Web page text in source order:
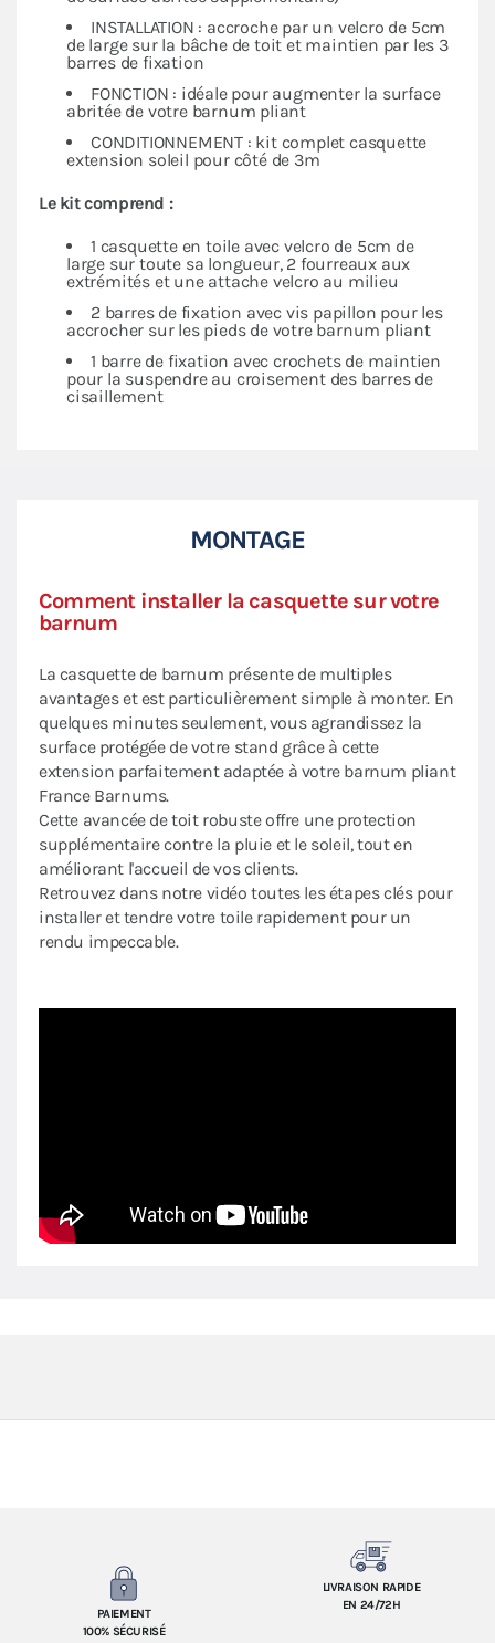
INSTALLATION : accroche par un velcro de 5cm
de large sur la bâche de toit et maintien par les 3
barres de fixation
FONCTION : idéale pour augmenter la surface
abritée de votre barnum pliant
CONDITIONNEMENT : kit complet casquette
extension soleil pour côté de 3m
Le kit comprend :
1 casquette en toile avec velcro de 5cm de
large sur toute sa longueur, 2 fourreaux aux
extrémités et une attache velcro au milieu
2 barres de fixation avec vis papillon pour les
accrocher sur les pieds de votre barnum pliant
1 barre de fixation avec crochets de maintien
pour la suspendre au croisement des barres de
cisaillement
MONTAGE
Comment installer la casquette sur votre
barnum
La casquette de barnum présente de multiples
avantages et est particulièrement simple à monter. En
quelques minutes seulement, vous agrandissez la
surface protégée de votre stand grâce à cette
extension parfaitement adaptée à votre barnum pliant
France Barnums.
Cette avancée de toit robuste offre une protection
supplémentaire contre la pluie et le soleil, tout en
améliorant l'accueil de vos clients.
Retrouvez dans notre vidéo toutes les étapes clés pour
installer et tendre votre toile rapidement pour un
rendu impeccable.
PAIEMENT
100% SÉCURISÉ
LIVRAISON RAPIDE
EN 24/72H